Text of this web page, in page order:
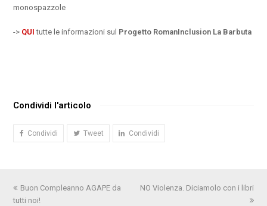
monospazzole
-> QUI tutte le informazioni sul Progetto RomanInclusion La Barbuta
Condividi l'articolo
Condividi Tweet Condividi
Post
precedente:
Buon Compleanno AGAPE da
tutti noi!
articolo
NO Violenza. Diciamolo con i libri